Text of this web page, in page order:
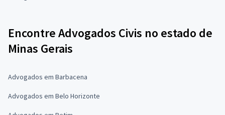
Encontre Advogados Civis no estado de
Minas Gerais
Advogados em Barbacena
Advogados em Belo Horizonte